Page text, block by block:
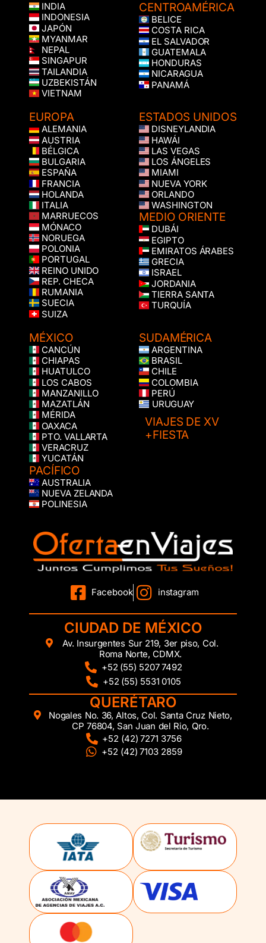
INDIA
INDONESIA
JAPÓN
MYANMAR
NEPAL
SINGAPUR
TAILANDIA
UZBEKISTÁN
VIETNAM
CENTROAMÉRICA
BELICE
COSTA RICA
EL SALVADOR
GUATEMALA
HONDURAS
NICARAGUA
PANAMÁ
EUROPA
ALEMANIA
AUSTRIA
BÉLGICA
BULGARIA
ESPAÑA
FRANCIA
HOLANDA
ITALIA
MARRUECOS
MÓNACO
NORUEGA
POLONIA
PORTUGAL
REINO UNIDO
REP. CHECA
RUMANIA
SUECIA
SUIZA
ESTADOS UNIDOS
DISNEYLANDIA
HAWÁI
LAS VEGAS
LOS ÁNGELES
MIAMI
NUEVA YORK
ORLANDO
WASHINGTON
MEDIO ORIENTE
DUBÁI
EGIPTO
EMIRATOS ÁRABES
GRECIA
ISRAEL
JORDANIA
TIERRA SANTA
TURQUÍA
MÉXICO
CANCÚN
CHIAPAS
HUATULCO
LOS CABOS
MANZANILLO
MAZATLÁN
MÉRIDA
OAXACA
PTO. VALLARTA
VERACRUZ
YUCATÁN
PACÍFICO
AUSTRALIA
NUEVA ZELANDA
POLINESIA
SUDAMÉRICA
ARGENTINA
BRASIL
CHILE
COLOMBIA
PERÚ
URUGUAY
VIAJES DE XV
+FIESTA
Facebook instagram
CIUDAD DE MÉXICO
Av. Insurgentes Sur 219, 3er piso, Col.
Roma Norte, CDMX.
+52 (55) 5207 7492
+52 (55) 5531 0105
QUERÉTARO
Nogales No. 36, Altos, Col. Santa Cruz Nieto,
CP 76804, San Juan del Rio, Qro.
+52 (42) 7271 3756
+52 (42) 7103 2859